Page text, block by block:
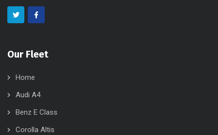
Our Fleet
Home
Audi A4
Benz E Class
Corolla Altis